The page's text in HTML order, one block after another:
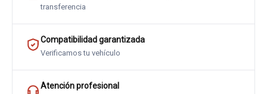
transferencia
Compatibilidad garantizada
Verificamos tu vehículo
Atención profesional